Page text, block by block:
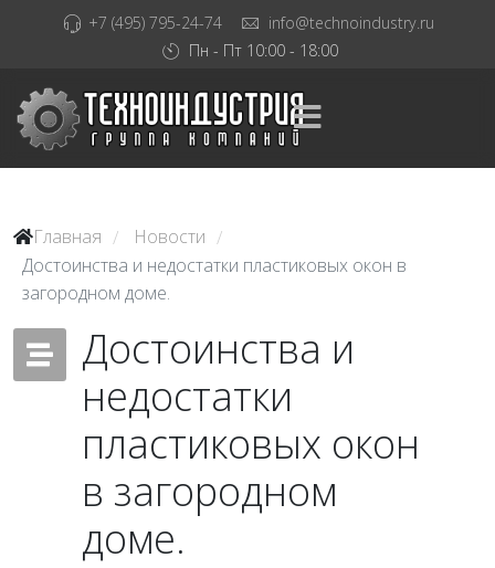
+7 (495) 795-24-74
info@technoindustry.ru
Пн - Пт 10:00 - 18:00
Главная / Новости /
Достоинства и недостатки пластиковых окон в
загородном доме.
Достоинства и
недостатки
пластиковых окон
в загородном
доме.